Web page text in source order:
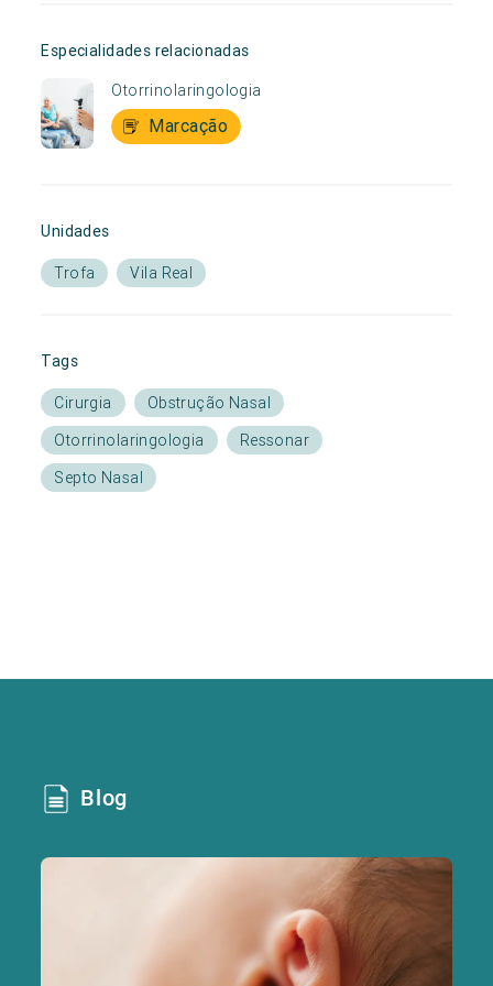
Especialidades relacionadas
Otorrinolaringologia
Marcação
Unidades
Trofa Vila Real
Tags
Cirurgia
Obstrução Nasal
Otorrinolaringologia
Ressonar
Septo Nasal
Blog